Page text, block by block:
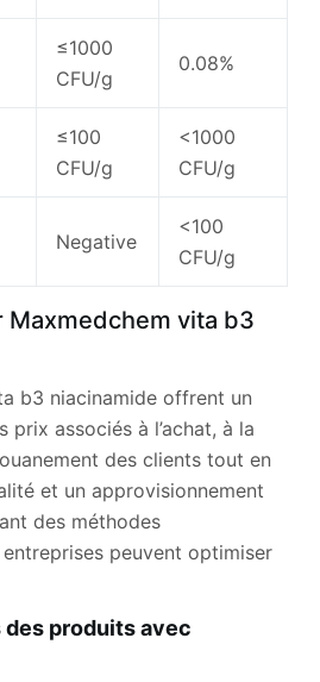
≤1000
CFU/g
0.08%
≤100
CFU/g
<1000
CFU/g
Negative
<100
CFU/g
Maxmedchem vita b3
b3 niacinamide offrent un
prix associés à l’achat, à la
des clients tout en
et un approvisionnement
des méthodes
peuvent optimiser
produits avec